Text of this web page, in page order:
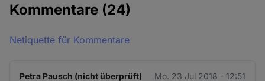
Kommentare (24)
Netiquette für Kommentare
Petra Pausch (nicht überprüft) Mo. 23 Jul 2018 - 12:51